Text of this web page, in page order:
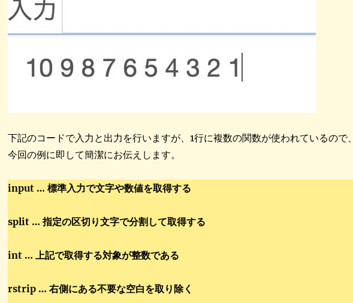
下記のコードで入力と出力を行いますが、1行に複数の関数が使われているので、
今回の例に即して簡潔にお伝えします。
input … 標準入力で文字や数値を取得する
split … 指定の区切り文字で分割して取得する
int … 上記で取得する対象が整数である
rstrip … 右側にある不要な空白を取り除く